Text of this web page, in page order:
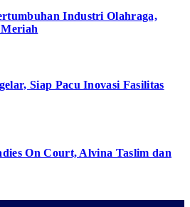
Industri Olahraga,
Siap Pacu Inovasi Fasilitas
On Court, Alvina Taslim dan